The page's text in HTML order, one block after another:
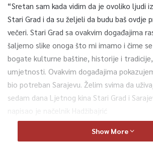
“Sretan sam kada vidim da je ovoliko ljudi
Stari Grad i da su željeli da budu baš ovdje
večeri. Stari Grad sa ovakvim događajima
šaljemo slike onoga što mi imamo i čime
bogate kulturne baštine, historije i
umjetnosti. Ovakvim događajima
bio potreban Sarajevu. Želim svima da
sedam dana Ljetnog kina Stari Grad i
napisao je načelnik Hadžibajrić
Show More